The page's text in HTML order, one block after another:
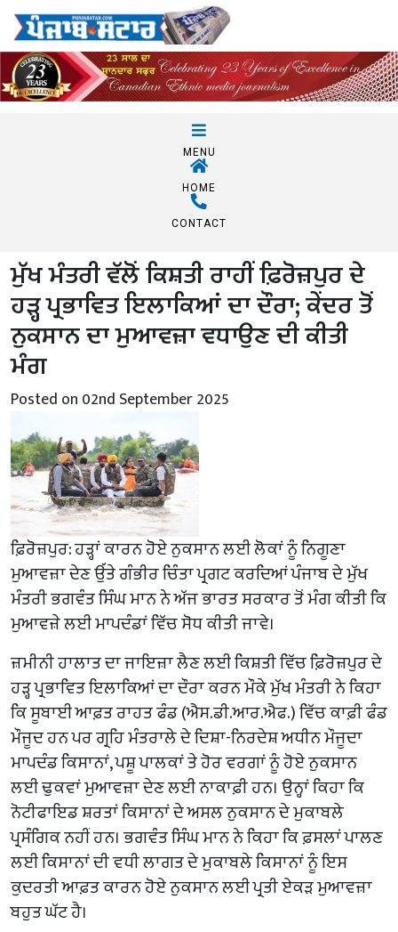
MENU
HOME
CONTACT
ਮੁੱਖ ਮੰਤਰੀ ਵੱਲੋਂ ਕਿਸ਼ਤੀ ਰਾਹੀਂ ਫ਼ਿਰੋਜ਼ਪੁਰ ਦੇ
ਹੜ੍ਹ ਪ੍ਰਭਾਵਿਤ ਇਲਾਕਿਆਂ ਦਾ ਦੌਰਾ; ਕੇਂਦਰ ਤੋਂ
ਨੁਕਸਾਨ ਦਾ ਮੁਆਵਜ਼ਾ ਵਧਾਉਣ ਦੀ ਕੀਤੀ
ਮੰਗ
Posted on 02nd September 2025
ਫ਼ਿਰੋਜ਼ਪੁਰ: ਹੜ੍ਹਾਂ ਕਾਰਨ ਹੋਏ ਨੁਕਸਾਨ ਲਈ ਲੋਕਾਂ ਨੂੰ ਨਿਗੂਣਾ
ਮੁਆਵਜ਼ਾ ਦੇਣ ਉੱਤੇ ਗੰਭੀਰ ਚਿੰਤਾ ਪ੍ਰਗਟ ਕਰਦਿਆਂ ਪੰਜਾਬ ਦੇ ਮੁੱਖ
ਮੰਤਰੀ ਭਗਵੰਤ ਸਿੰਘ ਮਾਨ ਨੇ ਅੱਜ ਭਾਰਤ ਸਰਕਾਰ ਤੋਂ ਮੰਗ ਕੀਤੀ ਕਿ
ਮੁਆਵਜ਼ੇ ਲਈ ਮਾਪਦੰਡਾਂ ਵਿੱਚ ਸੋਧ ਕੀਤੀ ਜਾਵੇ।
ਜ਼ਮੀਨੀ ਹਾਲਾਤ ਦਾ ਜਾਇਜ਼ਾ ਲੈਣ ਲਈ ਕਿਸ਼ਤੀ ਵਿੱਚ ਫ਼ਿਰੋਜ਼ਪੁਰ ਦੇ
ਹੜ੍ਹ ਪ੍ਰਭਾਵਿਤ ਇਲਾਕਿਆਂ ਦਾ ਦੌਰਾ ਕਰਨ ਮੌਕੇ ਮੁੱਖ ਮੰਤਰੀ ਨੇ ਕਿਹਾ
ਕਿ ਸੂਬਾਈ ਆਫ਼ਤ ਰਾਹਤ ਫੰਡ (ਐਸ.ਡੀ.ਆਰ.ਐਫ.) ਵਿੱਚ ਕਾਫ਼ੀ ਫੰਡ
ਮੌਜੂਦ ਹਨ ਪਰ ਗ੍ਰਹਿ ਮੰਤਰਾਲੇ ਦੇ ਦਿਸ਼ਾ-ਨਿਰਦੇਸ਼ ਅਧੀਨ ਮੌਜੂਦਾ
ਮਾਪਦੰਡ ਕਿਸਾਨਾਂ, ਪਸ਼ੂ ਪਾਲਕਾਂ ਤੇ ਹੋਰ ਵਰਗਾਂ ਨੂੰ ਹੋਏ ਨੁਕਸਾਨ
ਲਈ ਢੁਕਵਾਂ ਮੁਆਵਜ਼ਾ ਦੇਣ ਲਈ ਨਾਕਾਫ਼ੀ ਹਨ। ਉਨ੍ਹਾਂ ਕਿਹਾ ਕਿ
ਨੋਟੀਫਾਇਡ ਸ਼ਰਤਾਂ ਕਿਸਾਨਾਂ ਦੇ ਅਸਲ ਨੁਕਸਾਨ ਦੇ ਮੁਕਾਬਲੇ
ਪ੍ਰਸੰਗਿਕ ਨਹੀਂ ਹਨ। ਭਗਵੰਤ ਸਿੰਘ ਮਾਨ ਨੇ ਕਿਹਾ ਕਿ ਫ਼ਸਲਾਂ ਪਾਲਣ
ਲਈ ਕਿਸਾਨਾਂ ਦੀ ਵਧੀ ਲਾਗਤ ਦੇ ਮੁਕਾਬਲੇ ਕਿਸਾਨਾਂ ਨੂੰ ਇਸ
ਕੁਦਰਤੀ ਆਫ਼ਤ ਕਾਰਨ ਹੋਏ ਨੁਕਸਾਨ ਲਈ ਪ੍ਰਤੀ ਏਕੜ ਮੁਆਵਜ਼ਾ
ਬਹੁਤ ਘੱਟ ਹੈ।